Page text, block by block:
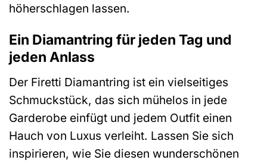
höherschlagen lassen.
Ein Diamantring für jeden Tag und
jeden Anlass
Der Firetti Diamantring ist ein vielseitiges
Schmuckstück, das sich mühelos in jede
Garderobe einfügt und jedem Outfit einen
Hauch von Luxus verleiht. Lassen Sie sich
inspirieren, wie Sie diesen wunderschönen